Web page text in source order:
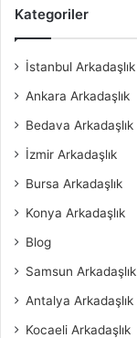
Kategoriler
İstanbul Arkadaşlık
Ankara Arkadaşlık
Bedava Arkadaşlık
İzmir Arkadaşlık
Bursa Arkadaşlık
Konya Arkadaşlık
Blog
Samsun Arkadaşlık
Antalya Arkadaşlık
Kocaeli Arkadaşlık